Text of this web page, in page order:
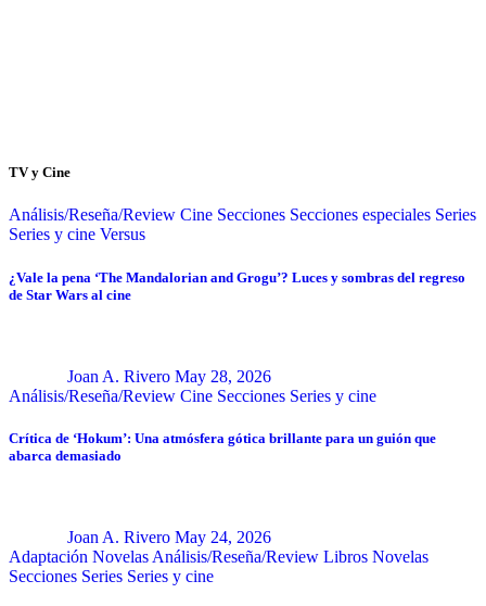
TV y Cine
Análisis/Reseña/Review Cine Secciones Secciones especiales Series
Series y cine Versus
¿Vale la pena ‘The Mandalorian and Grogu’? Luces y sombras del regreso
de Star Wars al cine
Joan A. Rivero May 28, 2026
Análisis/Reseña/Review Cine Secciones Series y cine
Crítica de ‘Hokum’: Una atmósfera gótica brillante para un guión que
abarca demasiado
Joan A. Rivero May 24, 2026
Adaptación Novelas Análisis/Reseña/Review Libros Novelas
Secciones Series Series y cine